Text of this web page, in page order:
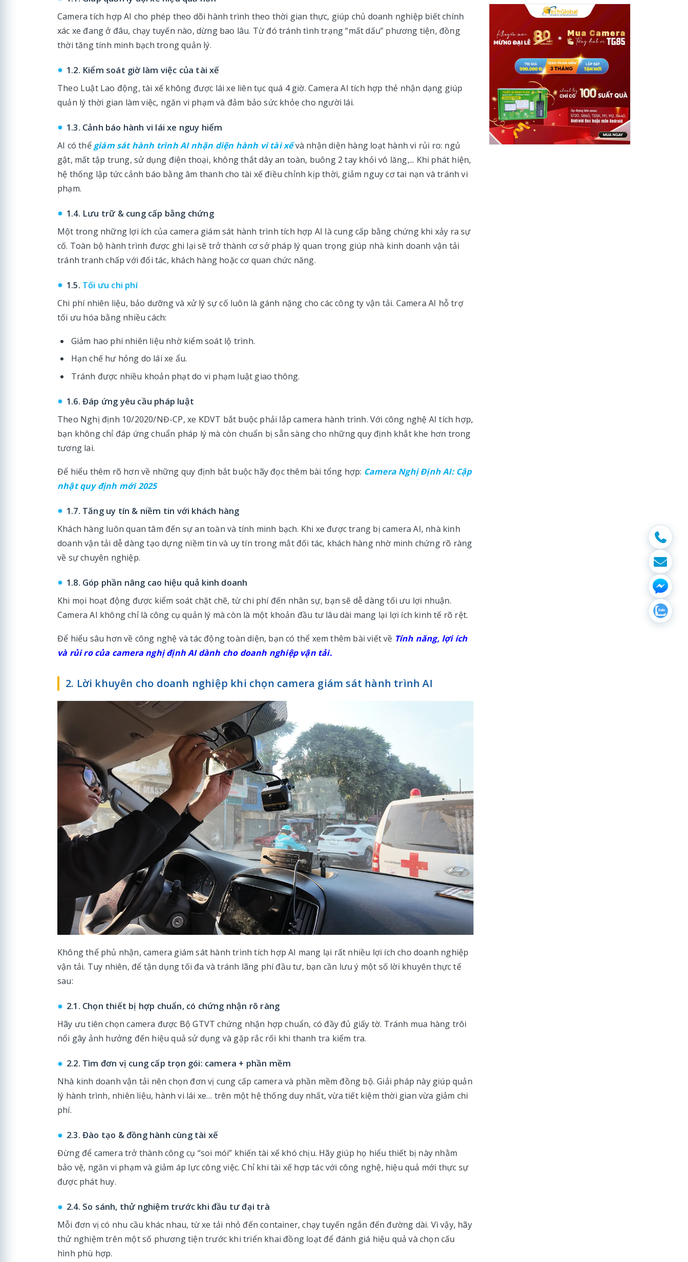
Camera tích hợp AI cho phép theo dõi hành trình theo thời gian thực, giúp chủ doanh nghiệp biết chính
xác xe đang ở đâu, chạy tuyến nào, dừng bao lâu. Từ đó tránh tình trạng “mất dấu” phương tiện, đồng
thời tăng tính minh bạch trong quản lý.
1.2. Kiểm soát giờ làm việc của tài xế
Theo Luật Lao động, tài xế không được lái xe liên tục quá 4 giờ. Camera AI tích hợp thẻ nhận dạng giúp
quản lý thời gian làm việc, ngăn vi phạm và đảm bảo sức khỏe cho người lái.
1.3. Cảnh báo hành vi lái xe nguy hiểm
AI có thể giám sát hành trình AI nhận diện hành vi tài xếvà nhận diện hàng loạt hành vi rủi ro: ngủ
gật, mất tập trung, sử dụng điện thoại, không thắt dây an toàn, buông 2 tay khỏi vô lăng,... Khi phát hiện,
hệ thống lập tức cảnh báo bằng âm thanh cho tài xế điều chỉnh kịp thời, giảm nguy cơ tai nạn và tránh vi
phạm.
1.4. Lưu trữ & cung cấp bằng chứng
Một trong những lợi ích của camera giám sát hành trình tích hợp AI là cung cấp bằng chứng khi xảy ra sự
cố. Toàn bộ hành trình được ghi lại sẽ trở thành cơ sở pháp lý quan trọng giúp nhà kinh doanh vận tải
tránh tranh chấp với đối tác, khách hàng hoặc cơ quan chức năng.
1.5. Tối ưu chi phí
Chi phí nhiên liệu, bảo dưỡng và xử lý sự cố luôn là gánh nặng cho các công ty vận tải. Camera AI hỗ trợ
tối ưu hóa bằng nhiều cách:
Giảm hao phí nhiên liệu nhờ kiểm soát lộ trình.
Hạn chế hư hỏng do lái xe ẩu.
Tránh được nhiều khoản phạt do vi phạm luật giao thông.
1.6. Đáp ứng yêu cầu pháp luật
Theo Nghị định 10/2020/NĐ-CP, xe KDVT bắt buộc phải lắp camera hành trình. Với công nghệ AI tích hợp,
bạn không chỉ đáp ứng chuẩn pháp lý mà còn chuẩn bị sẵn sàng cho những quy định khắt khe hơn trong
tương lai.
Để hiểu thêm rõ hơn về những quy định bắt buộc hãy đọc thêm bài tổng hợp: Camera Nghị Định AI: Cập
nhật quy định mới 2025
1.7. Tăng uy tín & niềm tin với khách hàng
Khách hàng luôn quan tâm đến sự an toàn và tính minh bạch. Khi xe được trang bị camera AI, nhà kinh
doanh vận tải dễ dàng tạo dựng niềm tin và uy tín trong mắt đối tác, khách hàng nhờ minh chứng rõ ràng
về sự chuyên nghiệp.
1.8. Góp phần nâng cao hiệu quả kinh doanh
Khi mọi hoạt động được kiểm soát chặt chẽ, từ chi phí đến nhân sự, bạn sẽ dễ dàng tối ưu lợi nhuận.
Camera AI không chỉ là công cụ quản lý mà còn là một khoản đầu tư lâu dài mang lại lợi ích kinh tế rõ rệt.
Để hiểu sâu hơn về công nghệ và tác động toàn diện, bạn có thể xem thêm bài viết về Tính năng, lợi ích
và rủi ro của camera nghị định AI dành cho doanh nghiệp vận tải.
2. Lời khuyên cho doanh nghiệp khi chọn camera giám sát hành trình AI
Không thể phủ nhận, camera giám sát hành trình tích hợp AI mang lại rất nhiều lợi ích cho doanh nghiệp
vận tải. Tuy nhiên, để tận dụng tối đa và tránh lãng phí đầu tư, bạn cần lưu ý một số lời khuyên thực tế
sau:
2.1. Chọn thiết bị hợp chuẩn, có chứng nhận rõ ràng
Hãy ưu tiên chọn camera được Bộ GTVT chứng nhận hợp chuẩn, có đầy đủ giấy tờ. Tránh mua hàng trôi
nổi gây ảnh hưởng đến hiệu quả sử dụng và gặp rắc rối khi thanh tra kiểm tra.
2.2. Tìm đơn vị cung cấp trọn gói: camera + phần mềm
Nhà kinh doanh vận tải nên chọn đơn vị cung cấp camera và phần mềm đồng bộ. Giải pháp này giúp quản
lý hành trình, nhiên liệu, hành vi lái xe… trên một hệ thống duy nhất, vừa tiết kiệm thời gian vừa giảm chi
phí.
2.3. Đào tạo & đồng hành cùng tài xế
Đừng để camera trở thành công cụ “soi mói” khiến tài xế khó chịu. Hãy giúp họ hiểu thiết bị này nhằm
bảo vệ, ngăn vi phạm và giảm áp lực công việc. Chỉ khi tài xế hợp tác với công nghệ, hiệu quả mới thực sự
được phát huy.
2.4. So sánh, thử nghiệm trước khi đầu tư đại trà
Mỗi đơn vị có nhu cầu khác nhau, từ xe tải nhỏ đến container, chạy tuyến ngắn đến đường dài. Vì vậy, hãy
thử nghiệm trên một số phương tiện trước khi triển khai đồng loạt để đánh giá hiệu quả và chọn cấu
hình phù hợp.